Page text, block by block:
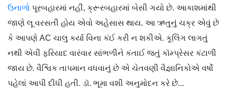
ઉનાળો પૂરબહારમાં નહીં, ક્રૂરબહારમાં બેસી ગયો છે. આકાશમાંથી
જાણે લૂ વરસતી હોય એવો અહેસાસ થાય. આ ઋતુનું ચક્ર એવું છે
કે આપણે AC ચાલુ કર્યા વિના કંઈ કરી ન શકીએ. કૂલિંગ લાગતું
નથી એવી ફરિયાદ વારંવાર સાંભળીને કંતાઈ જતું કૉમ્પ્રેસર કંટાળી
જાય છે. વૈશ્વિક તાપમાન વધવાનું છે એ ચેતવણી વૈજ્ઞાનિકોએ વર્ષો
પહેલાં આપી દીધી હતી. ડૉ. ભૂમા વશી અનુમોદન કરે છે...